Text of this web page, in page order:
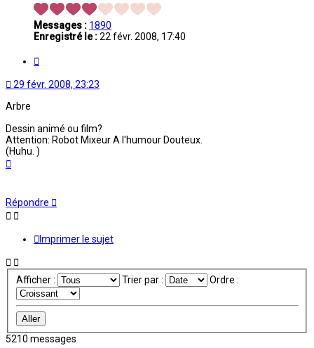
Messages : 1890
Enregistré le :22 févr. 2008, 17:40
29 févr. 2008, 23:23
Arbre
Dessin animé ou film?
Attention: Robot Mixeur A l'humour Douteux.
(Huhu. )
Répondre
Imprimer le sujet
Afficher : Trier par : Ordre :
5210 messages